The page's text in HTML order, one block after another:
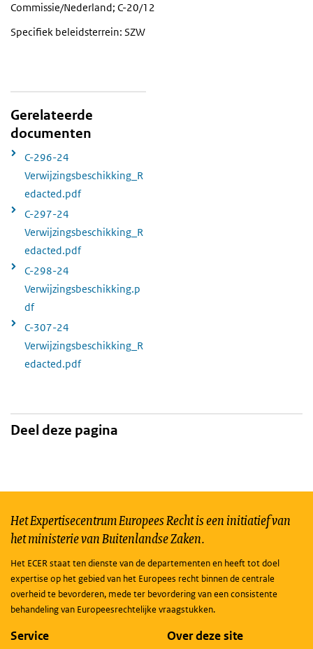
Commissie/Nederland; C-20/12
Specifiek beleidsterrein: SZW
Gerelateerde
documenten
C-296-24
Verwijzingsbeschikking_R
edacted.pdf
C-297-24
Verwijzingsbeschikking_R
edacted.pdf
C-298-24
Verwijzingsbeschikking.p
df
C-307-24
Verwijzingsbeschikking_R
edacted.pdf
Deel deze pagina
Het Expertisecentrum Europees Recht is een initiatief van
het ministerie van Buitenlandse Zaken.
Het ECER staat ten dienste van de departementen en heeft tot doel
expertise op het gebied van het Europees recht binnen de centrale
overheid te bevorderen, mede ter bevordering van een consistente
behandeling van Europeesrechtelijke vraagstukken.
Service Over deze site